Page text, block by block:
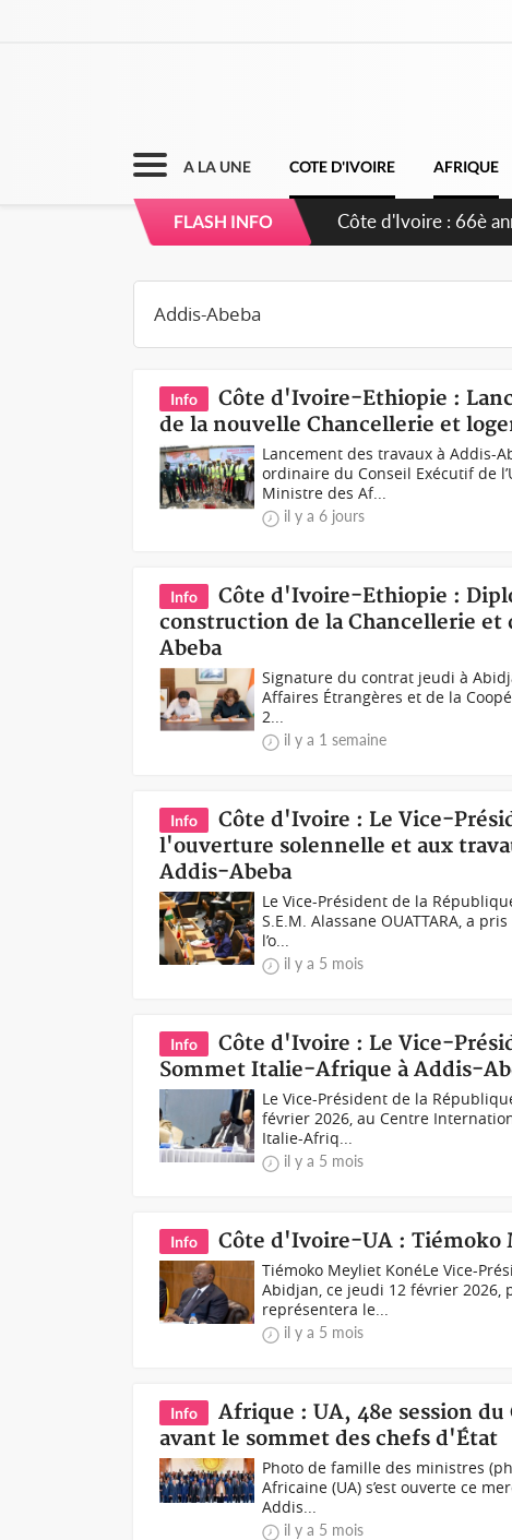
A LA UNE COTE D'IVOIRE AFRIQUE
FLASH INFO
Côte d'Ivoire : 66è
Info
Côte d'Ivoire-Ethiopie :
de la nouvelle Chancellerie et
Lancement des travaux à Addis-
ordinaire du Conseil Exécutif de
Ministre des Af...
il y a 6 jours
Info
Côte d'Ivoire-Ethiopie :
construction de la Chancellerie et
Abeba
Signature du contrat jeudi à
Affaires Étrangères et de la
2...
il y a 1 semaine
Info
Côte d'Ivoire : Le Vice-
l'ouverture solennelle et aux
Addis-Abeba
Le Vice-Président de la
S.E.M. Alassane OUATTARA, a
l’o...
il y a 5 mois
Info
Côte d'Ivoire : Le Vice-
Sommet Italie-Afrique à Addis-
Le Vice-Président de la
février 2026, au Centre
Italie-Afriq...
il y a 5 mois
Info Côte d'Ivoire-UA : Tiémoko
Tiémoko Meyliet KonéLe Vice-
Abidjan, ce jeudi 12 février 2026,
représentera le...
il y a 5 mois
Info
Afrique : UA, 48e session
avant le sommet des chefs d'État
Photo de famille des ministres
Africaine (UA) s’est ouverte ce
Addis...
il y a 5 mois